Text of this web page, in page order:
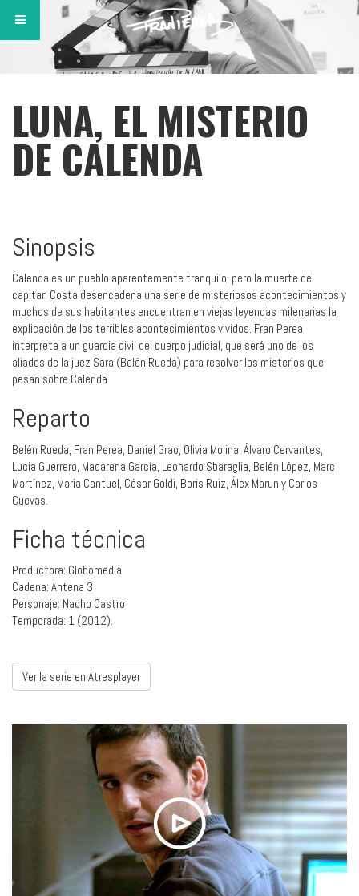
LUNA, EL MISTERIO
DE CALENDA
Sinopsis
Calenda es un pueblo aparentemente tranquilo, pero la muerte del
capitan Costa desencadena una serie de misteriosos acontecimientos y
muchos de sus habitantes encuentran en viejas leyendas milenarias la
explicación de los terribles acontecimientos vividos. Fran Perea
interpreta a un guardia civil del cuerpo judicial, que será uno de los
aliados de la juez Sara (Belén Rueda) para resolver los misterios que
pesan sobre Calenda.
Reparto
Belén Rueda, Fran Perea, Daniel Grao, Olivia Molina, Álvaro Cervantes,
Lucía Guerrero, Macarena García, Leonardo Sbaraglia, Belén López, Marc
Martínez, María Cantuel, César Goldi, Boris Ruiz, Álex Marun y Carlos
Cuevas.
Ficha técnica
Productora: Globomedia
Cadena: Antena 3
Personaje: Nacho Castro
Temporada: 1 (2012).
Ver la serie en Atresplayer